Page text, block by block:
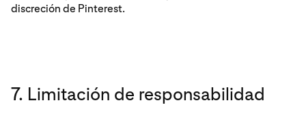
discreción de Pinterest.
7. Limitación de responsabilidad